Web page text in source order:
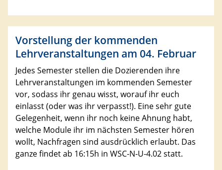
Vorstellung der kommenden
Lehrveranstaltungen am 04. Februar
Jedes Semester stellen die Dozierenden ihre
Lehrveranstaltungen im kommenden Semester
vor, sodass ihr genau wisst, worauf ihr euch
einlasst (oder was ihr verpasst!). Eine sehr gute
Gelegenheit, wenn ihr noch keine Ahnung habt,
welche Module ihr im nächsten Semester hören
wollt, Nachfragen sind ausdrücklich erlaubt. Das
ganze findet ab 16:15h in WSC-N-U-4.02 statt.